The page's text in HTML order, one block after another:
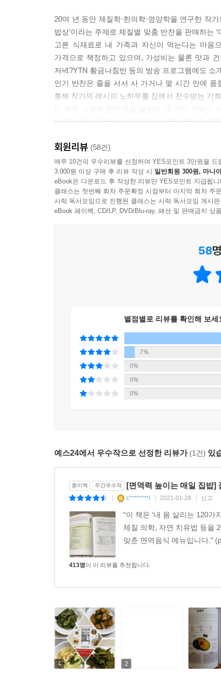
콩나물무침이 지겨울 때 중국식으로 콩나물볶음
몸이 찬 체질의 해독 음식 콩나물겨자냉채 209
지방분해에 탁월한 가을 보약 도토리묵
다이어트 음식으로 손색없는 도토리김치묵밥 211
참나물 넣어 더 향긋한 도토리묵참나물무침 212
야채 듬뿍 넣어 만든 묵의 변신 도토리부침 213
얇은 크레이프 위에 담은 달콤함 사과바나나크레이
소장·대장의 유익균 살리는 사과단호박샐러드 217
철분 풍부해 빈혈에 좋은 깻잎
불 필요 없이 만드는 간단한 밑반찬 깻잎김치 219
입맛 자극하는 향긋함 깻잎볶음 220
20여 년 동안 체질학·한의학·영양학을 연구한 작
밥상’이라는 주제로 체질별 맞춤 반찬을 판매하는
고른 식재료로 내 가족과 자신이 먹는다는 마
가격으로 책정하고 있으며, 가성비는 물론 맛과
저녁?YTN 황금나침반 등의 방송 프로그램에도 소
인기 반찬은 줄을 서서 사 가거나 몇 시간 만에
통해 작가의 레시피 노하우를 집에서 전수받는 기
있으며, 한 식재료에 3개의 레시피를 수록, 총
소개하고 있어 주부들의 매일 집밥에 대한 고민을
체질학·한의학·영양학을 접목한 ‘면역력 UP’ 보약
8체질건강관리 지도사, 국제자연치유푸드 전문
모든 레시피 노하우를 담았습니다. 자신의 체질
면역과 건강에 효과를 줄 수 있는 확률을 높였습니
작가가 운영 중인 서울 금호동 반찬가게 ‘약이
한 식재료에 국·찌개·밑반찬·샐러드 등 다양한
샐러드를, 주스로만 갈아 마셨던 비트로 볶음과
흔한 재료로 누구나 쉽게 만드는 ‘15~20분‘ 초간단
비싼 약재가 아닌 마트에서 흔히 구할 수 있는
불리거나 삶는 등의 시간이 필요한 레시피는 최
회원리뷰 (58건)
매주 10건의 우수리뷰를 선정하여 YES포인트 3만원을 드
3,000원 이상 구매 후 리뷰 작성 시 일반회원 300원, 마니
eBook은 다운로드 후 작성한 리뷰만 YES포인트 지급됩니
클래스는 첫번째 회차 주문확정 시점부터 마지막 회차 주
사락 독서모임으로 진행된 클래스는 사락 독서모임 게시
eBook 페이백, CD/LP, DVD/Blu-ray, 패션 및 판매금지 상
58
별점별로 리뷰를 확인해 보세
7%
0%
0%
0%
예스24에서 우수작으로 선정한 리뷰가 (1건) 있
종이책 주간우수작 [면역력 높이는 매일 집밥]
c********i 2021-01-28 신고
“이 책은 ‘내 몸 살리는 120
체질 의학, 자연 치유법 등을
맞춘 면역음식 메뉴입니다.”
413명이 이 리뷰를 추천합니다.
4 2